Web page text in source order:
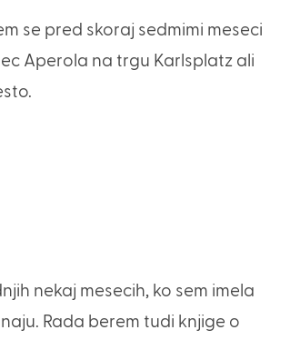
se pred skoraj sedmimi meseci
Aperola na trgu Karlsplatz ali
nekaj mesecih, ko sem imela
Rada berem tudi knjige o